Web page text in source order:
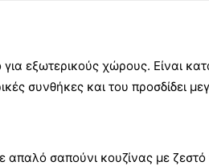
εξωτερικούς χώρους. Είναι
συνθήκες και του προσδίδει
σαπούνι κουζίνας με